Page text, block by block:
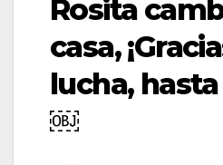
Rosita
casa,
lucha,
￼